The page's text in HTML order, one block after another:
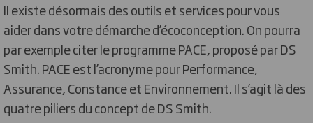
Il existe désormais des outils et services pour vous
aider dans votre démarche d’écoconception. On pourra
par exemple citer le programme PACE, proposé par DS
Smith. PACE est l’acronyme pour Performance,
Assurance, Constance et Environnement. Il s’agit là des
quatre piliers du concept de DS Smith.